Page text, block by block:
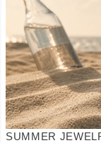
SUMMER